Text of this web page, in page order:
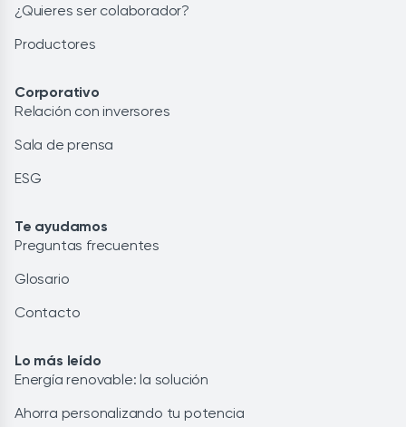
¿Quieres ser colaborador?
Productores
Corporativo
Relación con inversores
Sala de prensa
ESG
Te ayudamos
Preguntas frecuentes
Glosario
Contacto
Lo más leído
Energía renovable: la solución
Ahorra personalizando tu potencia